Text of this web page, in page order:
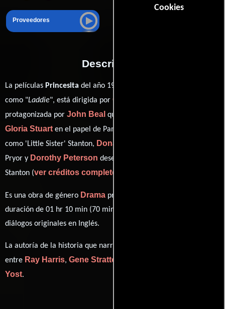
Cookies
Proveedores
Descripción
La películas Princesita del año 1935, conocida originalmente
como "Laddie", está dirigida por George Stevens
protagonizada por John Beal quien interpreta a Laddie Stanton,
Gloria Stuarten el papel de Pamela Pryor,
como 'Little Sister' Stanton, Donald Crisp
Pryor y Dorothy Peterson desempeñando el papel de Mrs.
Stanton (ver créditos completos
Es una obra de género Drama producida en EE.UU.. Con una
duración de 01 hr 10 min (70 minutos), esta película tiene
diálogos originales en Inglés.
La autoría de la historia que narra esta obra está compartida
entre Ray Harris, Gene Stratton-Porter
Yost.